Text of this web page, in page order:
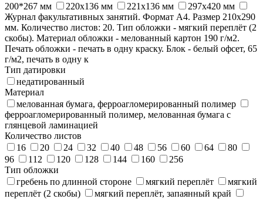
200*267 мм
220х136 мм 221х136 мм
297х420 мм
Журнал факультативных занятий. Формат А4. Размер 210х290
мм. Количество листов: 20. Тип обложки - мягкий переплёт (2
скобы). Материал обложки - мелованный картон 190 г/м2.
Печать обложки - печать в одну краску. Блок - белый офсет, 65
г/м2, печать в одну к
Тип датировки
недатированный
Материал
мелованная бумага, ферроагломерированный полимер
ферроагломерированный полимер, мелованная бумага с
глянцевой ламинацией
Количество листов
16
20 24 32 40 48 56 60 64
80
96
112 120 128 144 160
256
Тип обложки
гребень по длинной стороне
мягкий переплёт
мягкий
переплёт (2 скобы)
мягкий переплёт, запаянный край